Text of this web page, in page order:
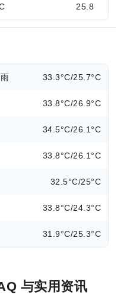
25.8
33.3°C/25.7°C
33.8°C/26.9°C
34.5°C/26.1°C
33.8°C/26.1°C
32.5°C/25°C
33.8°C/24.3°C
31.9°C/25.3°C
与实用资讯